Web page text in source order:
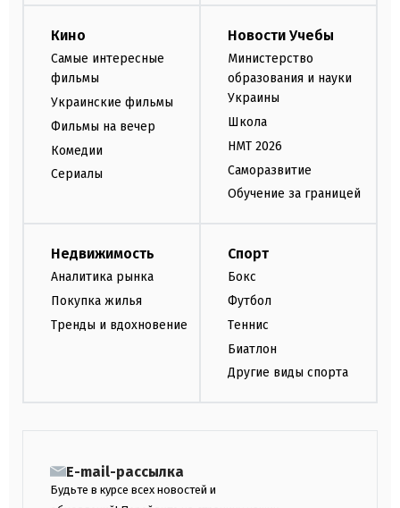
Кино
Самые интересные
фильмы
Украинские фильмы
Фильмы на вечер
Комедии
Сериалы
Новости Учебы
Министерство
образования и науки
Украины
Школа
НМТ 2026
Саморазвитие
Обучение за границей
Недвижимость
Аналитика рынка
Покупка жилья
Тренды и вдохновение
Спорт
Бокс
Футбол
Теннис
Биатлон
Другие виды спорта
E-mail-рассылка
Будьте в курсе всех новостей и